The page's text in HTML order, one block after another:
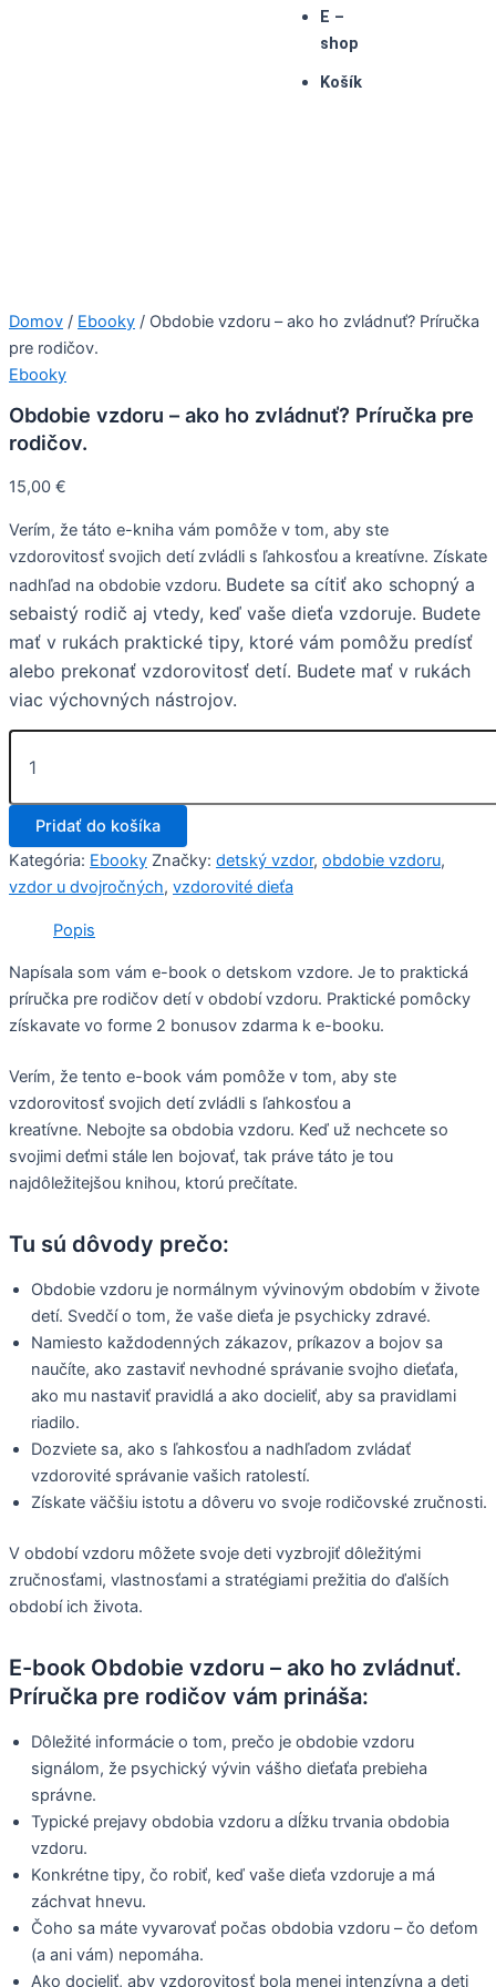
E –
shop
Košík
Domov / Ebooky / Obdobie vzdoru – ako ho zvládnuť? Príručka
pre rodičov.
Ebooky
Obdobie vzdoru – ako ho zvládnuť? Príručka pre
rodičov.
15,00 €
Verím, že táto e-kniha vám pomôže v tom, aby ste
vzdorovitosť svojich detí zvládli s ľahkosťou a kreatívne. Získate
nadhľad na obdobie vzdoru. Budete sa cítiť ako schopný a
sebaistý rodič aj vtedy, keď vaše dieťa vzdoruje. Budete
mať v rukách praktické tipy, ktoré vám pomôžu predísť
alebo prekonať vzdorovitosť detí. Budete mať v rukách
viac výchovných nástrojov.
Pridať do košíka
Kategória: Ebooky Značky: detský vzdor, obdobie vzdoru,
vzdor u dvojročných, vzdorovité dieťa
Popis
Napísala som vám e-book o detskom vzdore. Je to praktická
príručka pre rodičov detí v období vzdoru. Praktické pomôcky
získavate vo forme 2 bonusov zdarma k e-booku.
Verím, že tento e-book vám pomôže v tom, aby ste
vzdorovitosť svojich detí zvládli s ľahkosťou a
kreatívne. Nebojte sa obdobia vzdoru. Keď už nechcete so
svojimi deťmi stále len bojovať, tak práve táto je tou
najdôležitejšou knihou, ktorú prečítate.
Tu sú dôvody prečo:
Obdobie vzdoru je normálnym vývinovým obdobím v živote
detí. Svedčí o tom, že vaše dieťa je psychicky zdravé.
Namiesto každodenných zákazov, príkazov a bojov sa
naučíte, ako zastaviť nevhodné správanie svojho dieťaťa,
ako mu nastaviť pravidlá a ako docieliť, aby sa pravidlami
riadilo.
Dozviete sa, ako s ľahkosťou a nadhľadom zvládať
vzdorovité správanie vašich ratolestí.
Získate väčšiu istotu a dôveru vo svoje rodičovské zručnosti.
V období vzdoru môžete svoje deti vyzbrojiť dôležitými
zručnosťami, vlastnosťami a stratégiami prežitia do ďalších
období ich života.
E-book Obdobie vzdoru – ako ho zvládnuť.
Príručka pre rodičov vám prináša:
Dôležité informácie o tom, prečo je obdobie vzdoru
signálom, že psychický vývin vášho dieťaťa prebieha
správne.
Typické prejavy obdobia vzdoru a dĺžku trvania obdobia
vzdoru.
Konkrétne tipy, čo robiť, keď vaše dieťa vzdoruje a má
záchvat hnevu.
Čoho sa máte vyvarovať počas obdobia vzdoru – čo deťom
(a ani vám) nepomáha.
Ako docieliť, aby vzdorovitosť bola menej intenzívna a deti